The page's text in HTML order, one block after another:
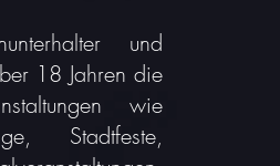
und
18 Jahren die
wie
Stadtfeste,